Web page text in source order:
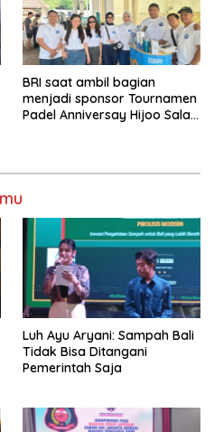
BRI saat ambil bagian
menjadi sponsor Tournamen
Padel Anniversay Hijoo Salad
Luh Ayu Aryani: Sampah Bali
Tidak Bisa Ditangani
Pemerintah Saja